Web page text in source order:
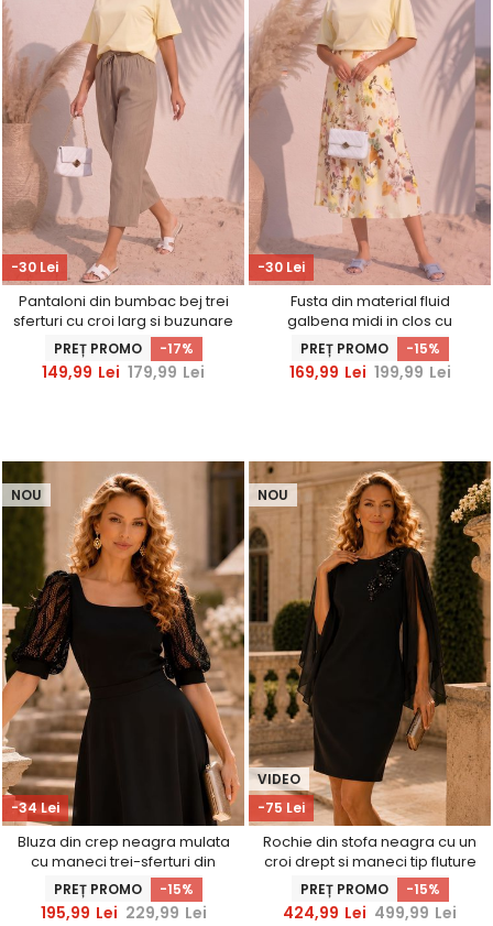
-30 Lei
Pantaloni din bumbac bej trei
sferturi cu croi larg si buzunare
laterale
PREȚ PROMO -17%
149,99 Lei 179,99 Lei
-30 Lei
Fusta din material fluid
galbena midi in clos cu
imprimeu floral
PREȚ PROMO -15%
169,99 Lei 199,99 Lei
-34 Lei
NOU
Bluza din crep neagra mulata
cu maneci trei-sferturi din
dantela - StarShinerS
PREȚ PROMO -15%
195,99 Lei 229,99 Lei
-75 Lei
VIDEO
NOU
Rochie din stofa neagra cu un
croi drept si maneci tip fluture
din voal cu aplicatii pe umeri -
StarShinerS
PREȚ PROMO -15%
424,99 Lei 499,99 Lei